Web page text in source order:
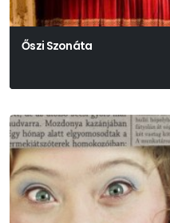
Őszi Szonáta